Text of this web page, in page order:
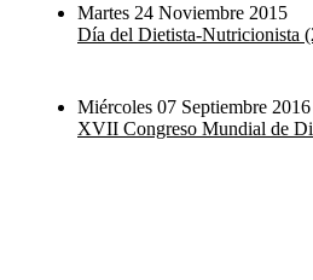
Martes 24 Noviembre 2015
Día del Dietista-Nutricionista
Miércoles 07 Septiembre
XVII Congreso Mundial de